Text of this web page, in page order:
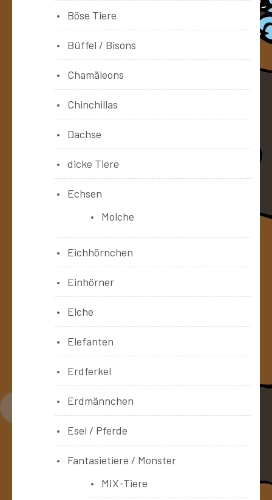
Böse Tiere
Büffel / Bisons
Chamäleons
Chinchillas
Dachse
dicke Tiere
Echsen
Molche
Eichhörnchen
Einhörner
Elche
Elefanten
Erdferkel
Erdmännchen
Esel / Pferde
Fantasietiere / Monster
MIX-Tiere